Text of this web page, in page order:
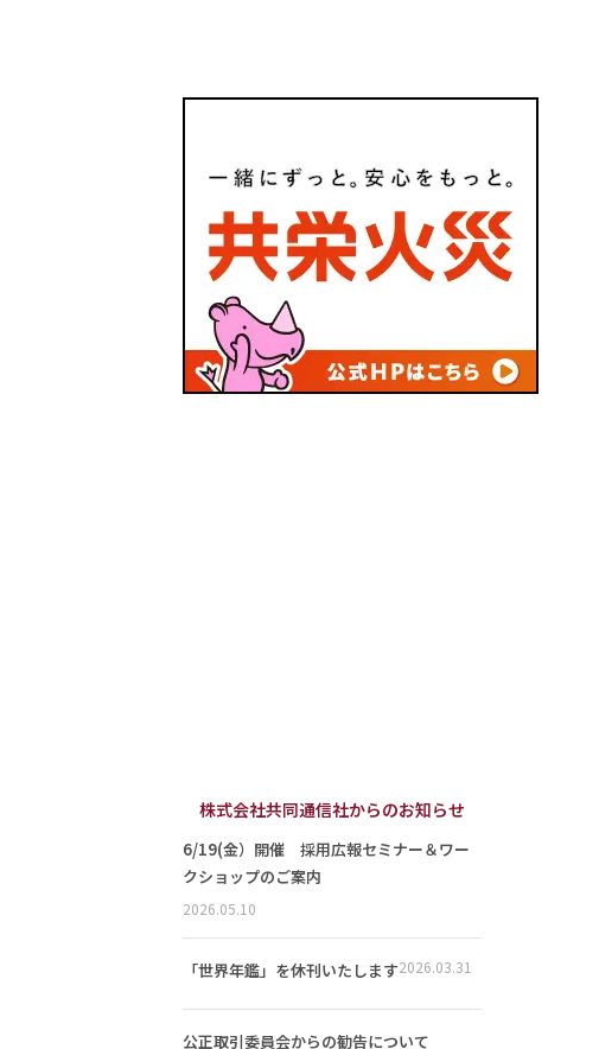
株式会社共同通信社からのお知らせ
6/19(金）開催 採用広報セミナー＆ワー
クショップのご案内
2026.05.10
「世界年鑑」を休刊いたします2026.03.31
公正取引委員会からの勧告について